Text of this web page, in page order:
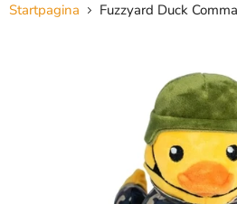
Startpagina Fuzzyard Duck